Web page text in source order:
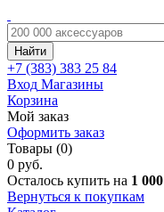
Найти
+7 (383) 383 25 84
Вход Магазины
Корзина
Мой заказ
Оформить заказ
Товары (0)
0 руб.
Осталось купить на 1
Вернуться к покупкам